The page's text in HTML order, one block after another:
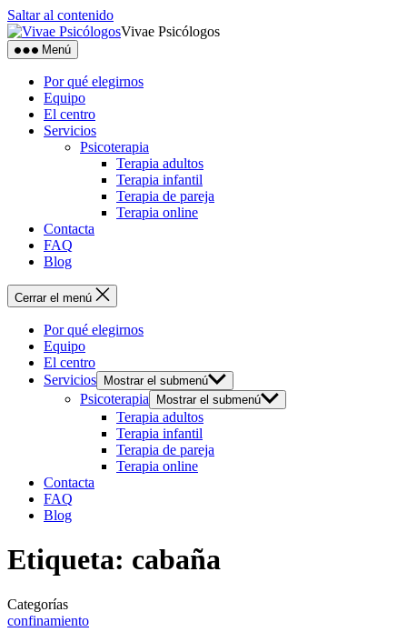
Saltar al contenido
Vivae Psicólogos
Menú
Por qué elegirnos
Equipo
El centro
Servicios
Psicoterapia
Terapia adultos
Terapia infantil
Terapia de pareja
Terapia online
Contacta
FAQ
Blog
Cerrar el menú
Por qué elegirnos
Equipo
El centro
Servicios
Mostrar el submenú
Psicoterapia Mostrar el submenú
Terapia adultos
Terapia infantil
Terapia de pareja
Terapia online
Contacta
FAQ
Blog
Etiqueta: cabaña
Categorías
confinamiento